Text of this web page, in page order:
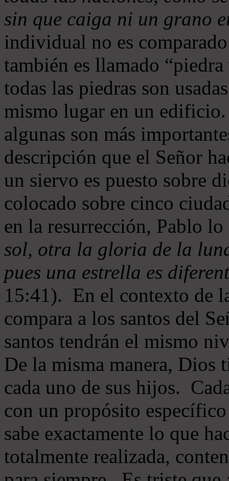
sin que caiga ni un grano
individual no es
también es llamado
todas las piedras son
mismo lugar en un
algunas son más
descripción que el Señor
un siervo es puesto sobre
colocado sobre cinco
en la resurrección, Pablo
sol, otra la gloria de la
pues una estrella es
15:41). En el contexto de
compara a los santos del
santos tendrán el mismo
De la misma manera, Dios
cada uno de sus hijos.
con un propósito
sabe exactamente lo que
totalmente realizada,